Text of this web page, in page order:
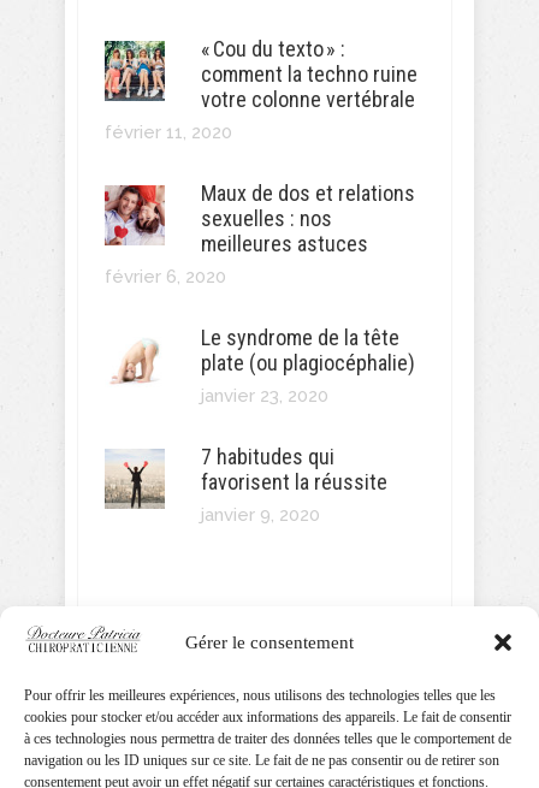
Gérer le consentement
Pour offrir les meilleures expériences, nous utilisons des technologies telles que les
cookies pour stocker et/ou accéder aux informations des appareils. Le fait de consentir
à ces technologies nous permettra de traiter des données telles que le comportement de
navigation ou les ID uniques sur ce site. Le fait de ne pas consentir ou de retirer son
consentement peut avoir un effet négatif sur certaines caractéristiques et fonctions.
« Cou du texto » :
comment la techno ruine
votre colonne vertébrale
février 11, 2020
Maux de dos et relations
sexuelles : nos
meilleures astuces
février 6, 2020
Le syndrome de la tête
plate (ou plagiocéphalie)
janvier 23, 2020
7 habitudes qui
favorisent la réussite
janvier 9, 2020
SUIVEZ MOI!